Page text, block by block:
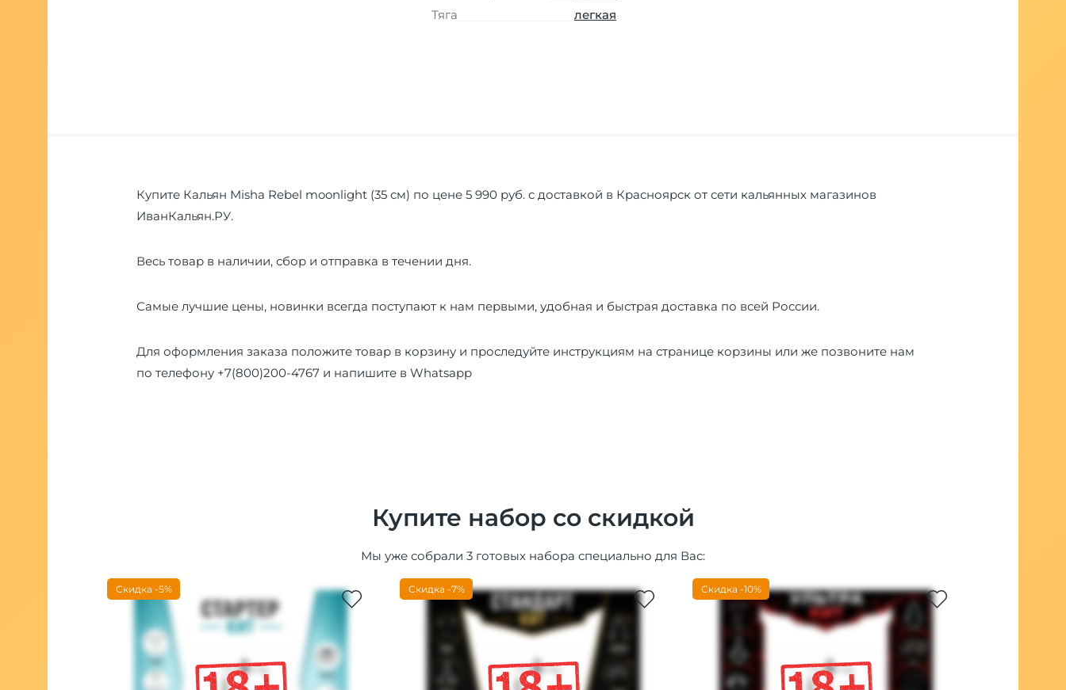
Тяга
легкая
Купите Кальян Misha Rebel moonlight (35 см) по цене 5 990 руб. с доставкой в Красноярск от сети кальянных магазинов
ИванКальян.РУ.
Весь товар в наличии, сбор и отправка в течении дня.
Самые лучшие цены, новинки всегда поступают к нам первыми, удобная и быстрая доставка по всей России.
Для оформления заказа положите товар в корзину и проследуйте инструкциям на странице корзины или же позвоните нам
по телефону +7(800)200-4767 и напишите в Whatsapp
Купите набор со скидкой
Мы уже собрали 3 готовых набора специально для Вас:
Скидка -5% Скидка -7% Скидка -10%